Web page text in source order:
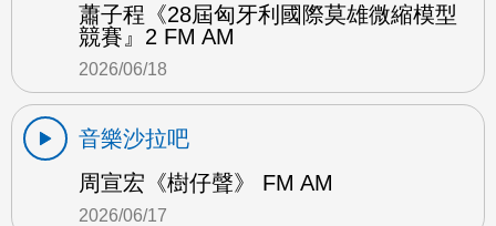
蕭子程《28屆匈牙利國際莫雄微縮模型
競賽』2 FM AM
2026/06/18
音樂沙拉吧
周宣宏《樹仔聲》 FM AM
2026/06/17